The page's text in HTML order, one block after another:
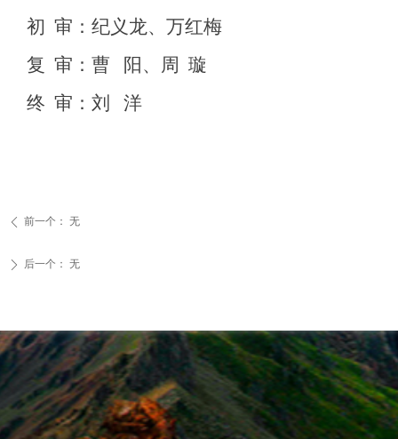
初 审：纪义龙、万红梅
复 审：曹 阳、周 璇
终 审：刘 洋
ꄴ 前一个： 无
ꄲ 后一个： 无